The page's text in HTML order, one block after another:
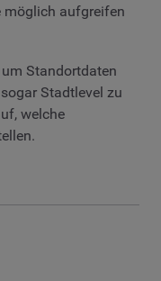
möglich aufgreifen
Standortdaten
Stadtlevel zu
welche